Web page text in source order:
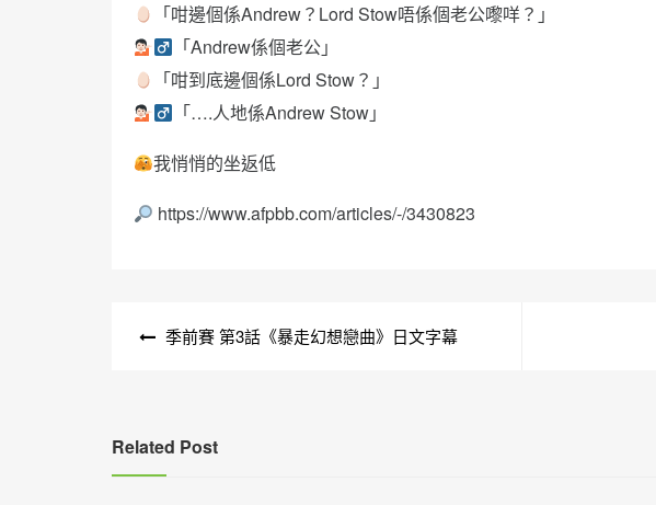
「咁邊個係Andrew？Lord Stow唔係個老公嚟咩？」
「Andrew係個老公」
「咁到底邊個係Lord Stow？」
「….人地係Andrew Stow」
我悄悄的坐返低
https://www.afpbb.com/articles/-/3430823
季前賽 第3話《暴走幻想戀曲》日文字幕
Related Post